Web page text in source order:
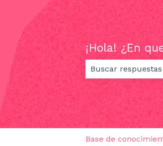
¡Hola! ¿En
No hay
Base de